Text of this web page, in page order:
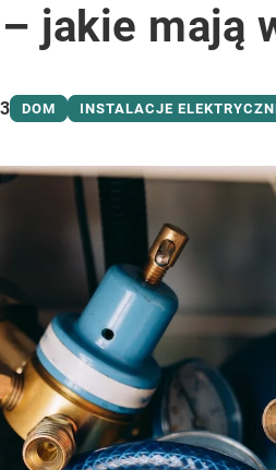
jakie mają
DOM INSTALACJE